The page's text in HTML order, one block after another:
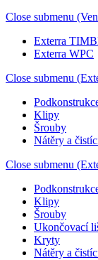
Close submenu
Exterra
Exterra WPC
Close submenu
Klipy
Šrouby
Nátěry a
Close submenu
Klipy
Šrouby
Ukončovací
Kryty
Nátěry a